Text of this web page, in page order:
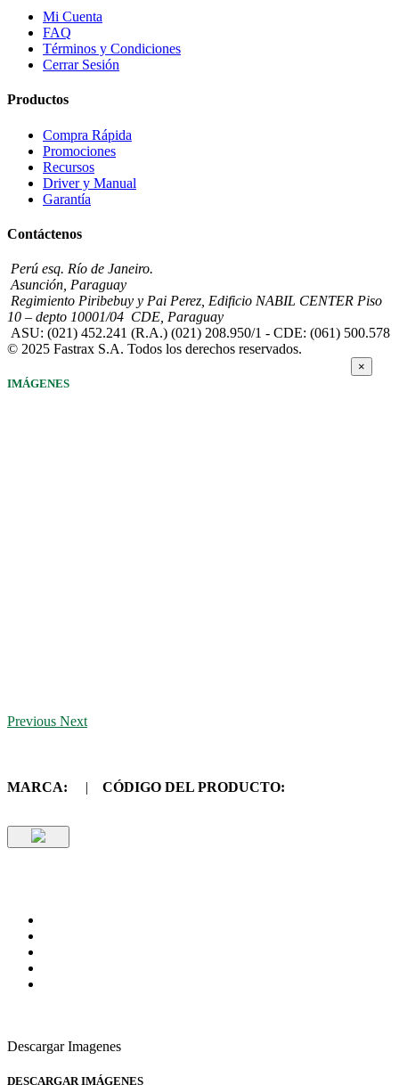
Mi Cuenta
FAQ
Términos y Condiciones
Cerrar Sesión
Productos
Compra Rápida
Promociones
Recursos
Driver y Manual
Garantía
Contáctenos
Perú esq. Río de Janeiro.
Asunción, Paraguay
Regimiento Piribebuy y Pai Perez, Edificio NABIL CENTER Piso
10 – depto 10001/04 CDE, Paraguay
ASU: (021) 452.241 (R.A.) (021) 208.950/1 - CDE: (061) 500.578
© 2025 Fastrax S.A. Todos los derechos reservados.
IMÁGENES
×
Previous Next
MARCA: | CÓDIGO DEL PRODUCTO:
Descargar Imagenes
DESCARGAR IMÁGENES